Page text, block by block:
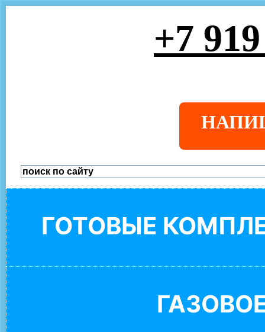
+7
ГОТОВЫЕ